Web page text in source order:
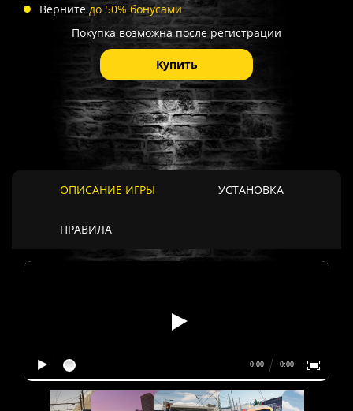
Верните до 50% бонусами
Покупка возможна после регистрации
Купить
ОПИСАНИЕ ИГРЫ УСТАНОВКА
ПРАВИЛА